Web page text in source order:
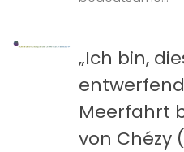
„Ich bin,
Meerfahrt
von Chézy